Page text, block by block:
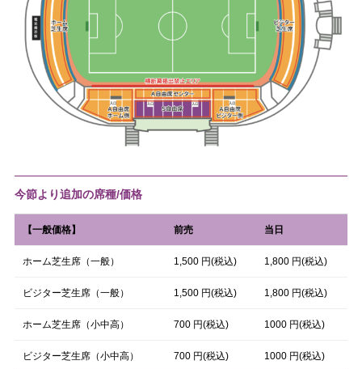
今節より追加の席種/価格
【一般価格】 前売 当日
ホーム芝生席（一般） 1,500 円(税込) 1,800 円(税込)
ビジター芝生席（一般） 1,500 円(税込) 1,800 円(税込)
ホーム芝生席（小中高） 700 円(税込) 1000 円(税込)
ビジター芝生席（小中高） 700 円(税込) 1000 円(税込)